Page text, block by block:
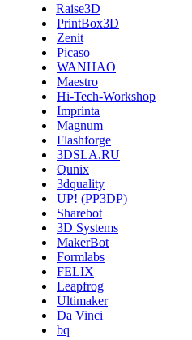
Raise3D
PrintBox3D
Zenit
Picaso
WANHAO
Maestro
Hi-Tech-Workshop
Imprinta
Magnum
Flashforge
3DSLA.RU
Qunix
3dquality
UP! (PP3DP)
Sharebot
3D Systems
MakerBot
Formlabs
FELIX
Leapfrog
Ultimaker
Da Vinci
bq